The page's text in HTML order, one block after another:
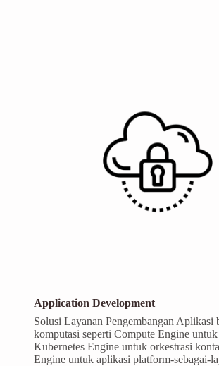
Application Development
Solusi Layanan Pengembangan Aplikasi
komputasi seperti Compute Engine
Kubernetes Engine untuk orkestrasi
Engine untuk aplikasi platform-sebagai-